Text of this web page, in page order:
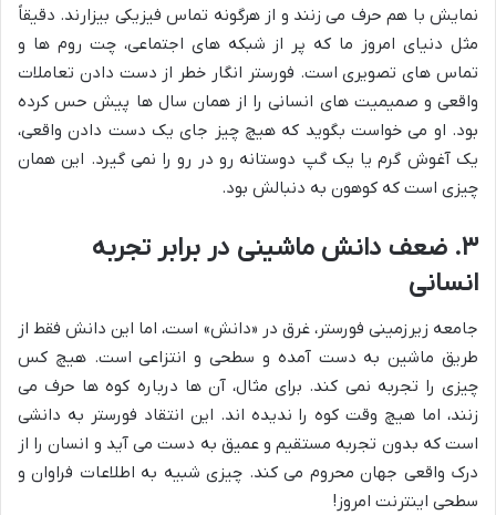
نمایش با هم حرف می زنند و از هرگونه تماس فیزیکی بیزارند. دقیقاً
مثل دنیای امروز ما که پر از شبکه های اجتماعی، چت روم ها و
تماس های تصویری است. فورستر انگار خطر از دست دادن تعاملات
واقعی و صمیمیت های انسانی را از همان سال ها پیش حس کرده
بود. او می خواست بگوید که هیچ چیز جای یک دست دادن واقعی،
یک آغوش گرم یا یک گپ دوستانه رو در رو را نمی گیرد. این همان
چیزی است که کوهون به دنبالش بود.
۳. ضعف دانش ماشینی در برابر تجربه
انسانی
جامعه زیرزمینی فورستر، غرق در «دانش» است، اما این دانش فقط از
طریق ماشین به دست آمده و سطحی و انتزاعی است. هیچ کس
چیزی را تجربه نمی کند. برای مثال، آن ها درباره کوه ها حرف می
زنند، اما هیچ وقت کوه را ندیده اند. این انتقاد فورستر به دانشی
است که بدون تجربه مستقیم و عمیق به دست می آید و انسان را از
درک واقعی جهان محروم می کند. چیزی شبیه به اطلاعات فراوان و
سطحی اینترنت امروز!